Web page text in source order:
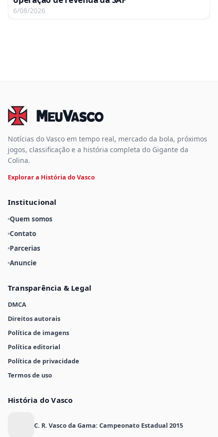
6/08/2026
Notícias do Vasco em tempo real, mercado da bola, próximos
jogos, classificação e a história completa do Gigante da
Colina.
Explorar a História do Vasco
Institucional
Quem somos
Contato
Parcerias
Anuncie
Transparência & Legal
DMCA
Direitos autorais
Política de imagens
Política editorial
Política de privacidade
Termos de uso
História do Vasco
C. R. Vasco da Gama: Campeonato Estadual 2015